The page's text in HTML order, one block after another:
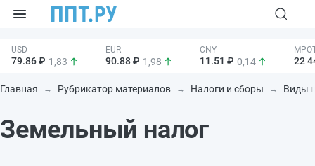
79.86 ₽ 1,83 90.88 ₽ 1,98 11.51 ₽ 0,14 22
Главная Рубрикатор материалов Налоги и сборы Виды
Земельный налог